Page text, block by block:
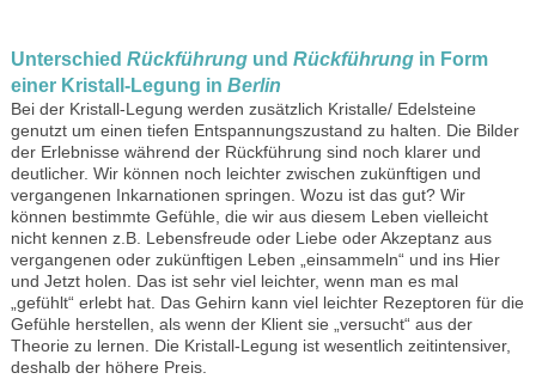
Unterschied Rückführungund Rückführungin Form
einer Kristall-Legung in Berlin
Bei der Kristall-Legung werden zusätzlich Kristalle/ Edelsteine
genutzt um einen tiefen Entspannungszustand zu halten. Die Bilder
der Erlebnisse während der Rückführung sind noch klarer und
deutlicher. Wir können noch leichter zwischen zukünftigen und
vergangenen Inkarnationen springen. Wozu ist das gut? Wir
können bestimmte Gefühle, die wir aus diesem Leben vielleicht
nicht kennen z.B. Lebensfreude oder Liebe oder Akzeptanz aus
vergangenen oder zukünftigen Leben „einsammeln“ und ins Hier
und Jetzt holen. Das ist sehr viel leichter, wenn man es mal
„gefühlt“ erlebt hat. Das Gehirn kann viel leichter Rezeptoren für die
Gefühle herstellen, als wenn der Klient sie „versucht“ aus der
Theorie zu lernen. Die Kristall-Legung ist wesentlich zeitintensiver,
deshalb der höhere Preis.